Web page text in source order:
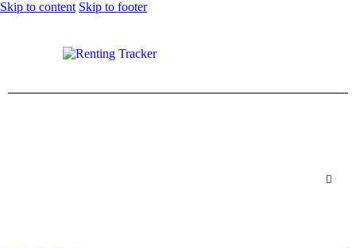
Skip to content Skip to footer